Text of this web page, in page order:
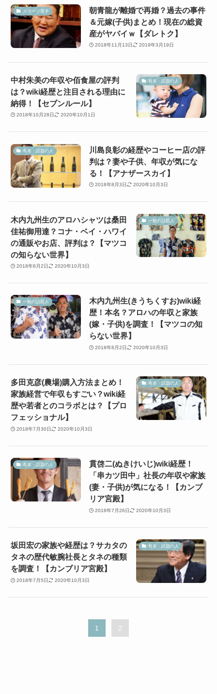
スポーツ選手
朝青龍が離婚で再婚？過去の事件
＆元嫁(子供)まとめ！現在の総資
産がヤバイｗ【ダレトク】
2018年11月13日 2019年3月19日
有名・話題の人
中村朱美の年収や佰食屋の評判
は？wiki経歴と注目される理由に
納得！【セブンルール】
2018年10月28日 2020年10月1日
有名・話題の人
川島良彰の経歴やコーヒー店の評
判は？妻や子供、年収が気にな
る！【アナザースカイ】
2018年8月3日 2020年10月3日
一般の話題人
木内九州生のアロハシャツは桑田
佳祐御用達？コナ・ベイ・ハワイ
の通販やお店、評判は？【マツコ
の知らない世界】
2018年8月2日 2020年10月3日
一般の話題人
木内九州生(きうちくすお)wiki経
歴！本名？アロハの年収と家族
(嫁・子供)を調査！【マツコの知
らない世界】
2018年8月2日 2020年10月3日
有名・話題の人
多田克彦(農場)購入方法まとめ！
家族経営で年収もすごい？wiki経
歴や若者とのコラボとは？【プロ
フェッショナル】
2018年7月30日 2020年10月3日
有名・話題の人
貫啓二(ぬきけいじ)wiki経歴！
「串カツ田中」社長の年収や家族
(妻・子供)が気になる！【カンブ
リア宮殿】
2018年7月26日 2020年10月3日
有名・話題の人
坂田宏の家族や経歴は？サカタの
タネの歴代敏腕社長とタネの種類
を調査！【カンブリア宮殿】
2018年7月5日 2020年10月3日
1 2